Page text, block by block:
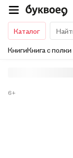
Каталог
КнигиКнига с полки
6+